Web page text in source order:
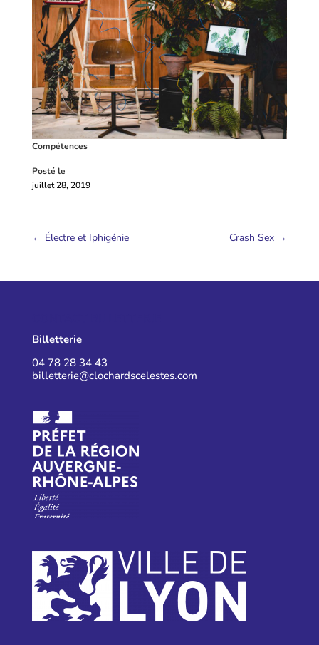
Compétences
Posté le
juillet 28, 2019
← Électre et Iphigénie Crash Sex →
Billetterie
04 78 28 34 43
billetterie@clochardscelestes.com